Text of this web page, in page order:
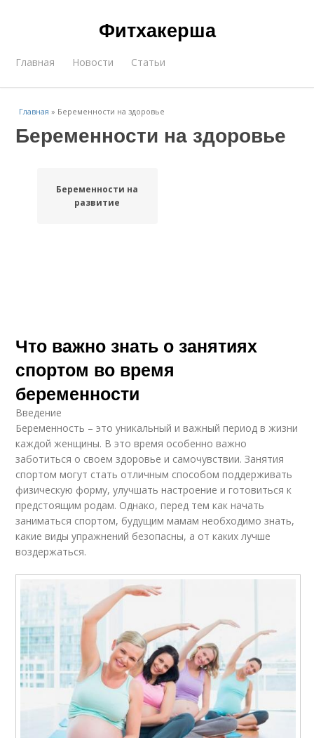
Фитхакерша
Главная Новости Статьи
Главная » Беременности на здоровье
Беременности на здоровье
Беременности на
развитие
Что важно знать о занятиях
спортом во время
беременности
Введение
Беременность – это уникальный и важный период в жизни
каждой женщины. В это время особенно важно
заботиться о своем здоровье и самочувствии. Занятия
спортом могут стать отличным способом поддерживать
физическую форму, улучшать настроение и готовиться к
предстоящим родам. Однако, перед тем как начать
заниматься спортом, будущим мамам необходимо знать,
какие виды упражнений безопасны, а от каких лучше
воздержаться.